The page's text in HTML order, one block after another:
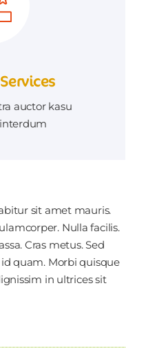
auctor kasu
sit amet mauris.
Nulla facilis.
Cras metus. Sed
quam. Morbi quisque
in ultrices sit